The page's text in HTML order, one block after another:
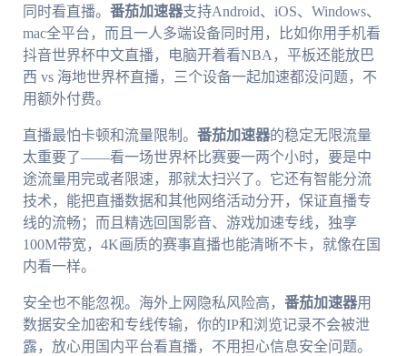
同时看直播。 番茄加速器支持Android、iOS、Windows、
mac全平台，而且一人多端设备同时用，比如你用手机看
抖音世界杯中文直播，电脑开着看NBA，平板还能放巴
西 vs 海地世界杯直播，三个设备一起加速都没问题，不
用额外付费。
直播最怕卡顿和流量限制。 番茄加速器的稳定无限流量
太重要了——看一场世界杯比赛要一两个小时，要是中
途流量用完或者限速，那就太扫兴了。它还有智能分流
技术，能把直播数据和其他网络活动分开，保证直播专
线的流畅；而且精选回国影音、游戏加速专线，独享
100M带宽，4K画质的赛事直播也能清晰不卡，就像在国
内看一样。
安全也不能忽视。海外上网隐私风险高， 番茄加速器用
数据安全加密和专线传输，你的IP和浏览记录不会被泄
露，放心用国内平台看直播，不用担心信息安全问题。